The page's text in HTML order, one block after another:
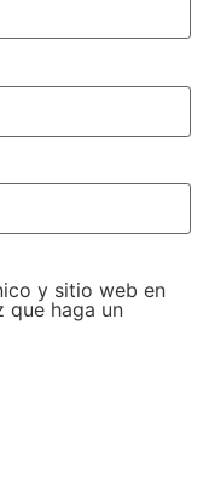
y sitio web en
que haga un